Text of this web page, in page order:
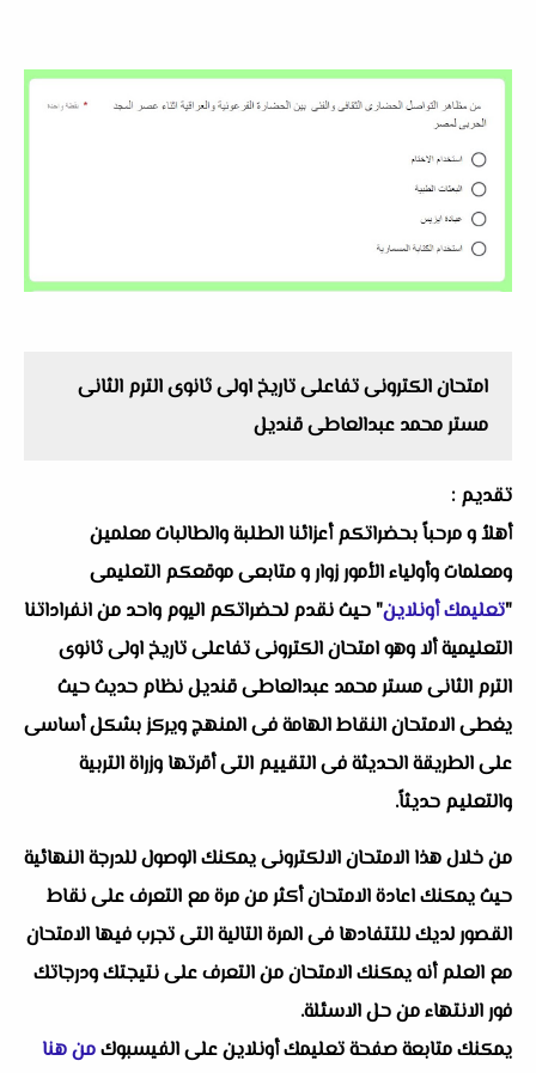
امتحان الكترونى تفاعلى تاريخ اولى ثانوى الترم الثانى
مستر محمد عبدالعاطى قنديل
تقديم :
أهلاُ و مرحباً بحضراتكم أعزائنا الطلبة والطالبات معلمين
ومعلمات وأولياء الأمور زوار و متابعى موقعكم التعليمى
"تعليمك أونلاين" حيث نقدم لحضراتكم اليوم واحد من انفراداتنا
التعليمية ألا وهو امتحان الكترونى تفاعلى تاريخ اولى ثانوى
الترم الثانى مستر محمد عبدالعاطى قنديل نظام حديث حيث
يغطى الامتحان النقاط الهامة فى المنهج ويركز بشكل أساسى
على الطريقة الحديثة فى التقييم التى أقرتها وزراة التربية
والتعليم حديثاً.
من خلال هذا الامتحان الالكترونى يمكنك الوصول للدرجة النهائية
حيث يمكنك اعادة الامتحان أكثر من مرة مع التعرف على نقاط
القصور لديك للتتفادها فى المرة التالية التى تجرب فيها الامتحان
مع العلم أنه يمكنك الامتحان من التعرف على نتيجتك ودرجاتك
فور الانتهاء من حل الاسئلة.
يمكنك متابعة صفحة تعليمك أونلاين على الفيسبوكمن هنا